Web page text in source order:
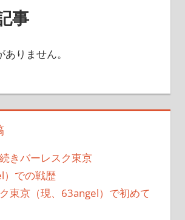
事
りません。
きバーレスク東京
）での戦歴
東京（現、63angel）で初めて